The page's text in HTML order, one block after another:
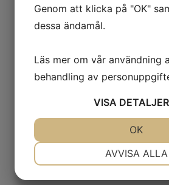
som innebär att dom inte innehåller
ingredienser.
är på bekostnad av varken djuren
Genom att klicka på "OK"
dessa ändamål.
Läs mer om vår användning
behandling av
VISA DETALJER
AVVISA ALLA
OK